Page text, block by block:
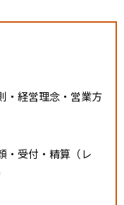
・経営理念・営業方
・受付・精算（レ